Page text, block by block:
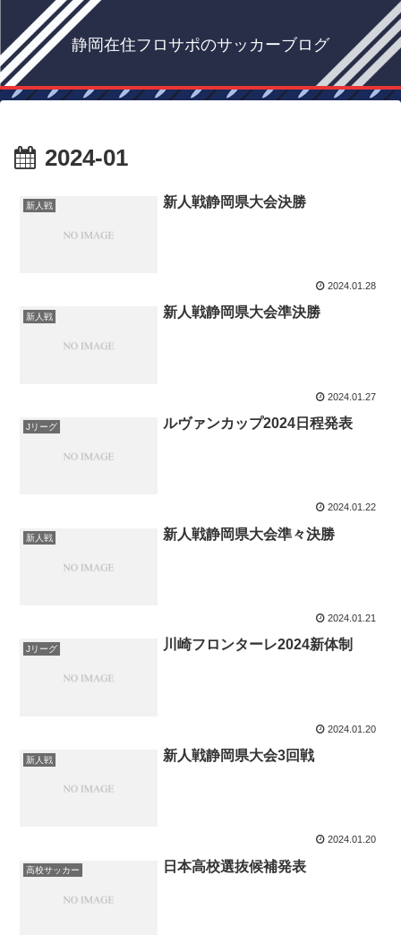
静岡在住フロサポのサッカーブログ
2024-01
新人戦 新人戦静岡県大会決勝
2024.01.28
新人戦 新人戦静岡県大会準決勝
2024.01.27
Jリーグ ルヴァンカップ2024日程発表
2024.01.22
新人戦 新人戦静岡県大会準々決勝
2024.01.21
Jリーグ 川崎フロンターレ2024新体制
2024.01.20
新人戦 新人戦静岡県大会3回戦
2024.01.20
高校サッカー 日本高校選抜候補発表